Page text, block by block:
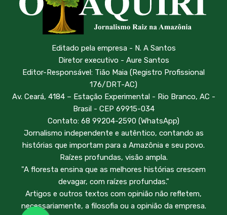
Editado pela empresa - N. A Santos
Diretor executivo - Aure Santos
Editor-Responsável: Tião Maia (Registro Profissional
176/DRT-AC)
Av. Ceará, 4184 – Estação Experimental - Rio Branco, AC -
Brasil - CEP 69915-034
Contato: 68 99204-2590 (WhatsApp)
Jornalismo independente e autêntico, contando as
histórias que importam para a Amazônia e seu povo.
Raízes profundas, visão ampla.
"A floresta ensina que as melhores histórias crescem
devagar, com raízes profundas."
Artigos e outros textos com opinião não refletem,
necessariamente, a filosofia ou a opinião da empresa.